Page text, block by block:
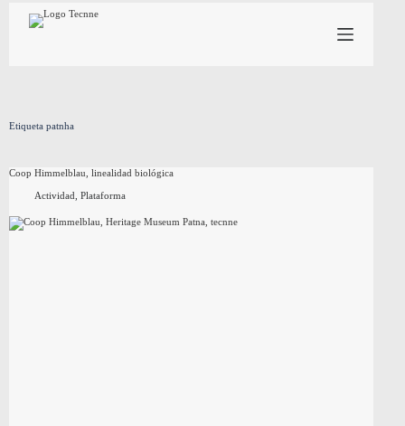
contenido
Etiqueta patnha
Coop Himmelblau, linealidad biológica
Actividad Plataforma